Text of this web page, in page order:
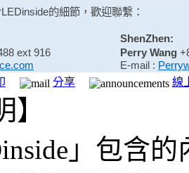
LEDinside的細節，歡迎聯繫：
ShenZhen:
ext 916
Perry Wang
E-mail :
分享 線
】
」包含